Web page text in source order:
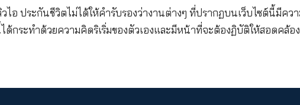
บบลิวไอ ประกันชีวิตสันนิษฐานว่าจะไม่ต้องรับผิดชอบและไ
อไวรัสต่างๆ ที่ส่งผลกระทบต่ออุปกรณ์เครื่องคอมพิวเตอร์ห
ทางกฎหมาย